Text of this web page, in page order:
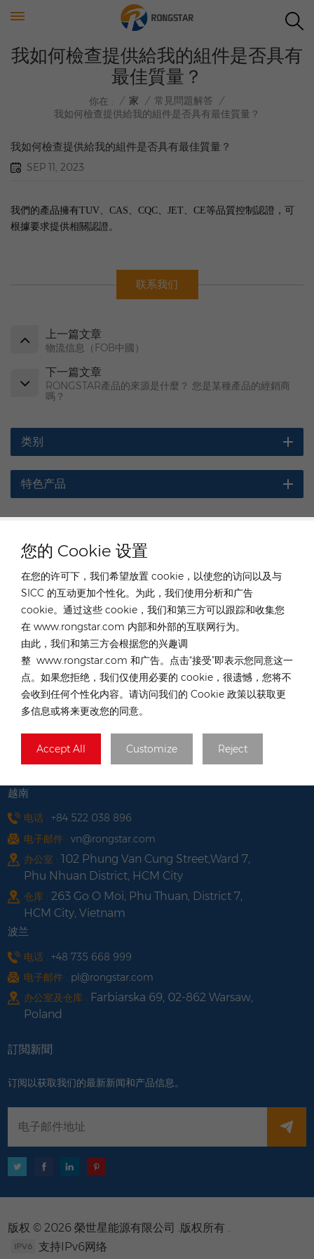
您的 Cookie 设置
在您的许可下，我们希望放置 cookie，以使您的访问以及与
SICC 的互动更加个性化。为此，我们使用分析和广告
cookie。通过这些 cookie，我们和第三方可以跟踪和收集您
在 www.rongstar.com 内部和外部的互联网行为。
由此，我们和第三方会根据您的兴趣调
整 www.rongstar.com 和广告。点击“接受”即表示您同意这一
点。如果您拒绝，我们仅使用必要的 cookie，很遗憾，您将不
会收到任何个性化内容。请访问我们的 Cookie 政策以获取更
多信息或将来更改您的同意。
Accept All Customize Reject
我如何檢查提供給我的組件是否具有
最佳質量？
你在 : / 家 / 常見問題解答
/
我如何檢查提供給我的組件是否具有最佳質量？
我如何檢查提供給我的組件是否具有最佳質量？
SEP 11, 2023
我們的產品擁有TUV、CAS、CQC、JET、CE等品質控制認證，可
根據要求提供相關認證。
联系我们
上一篇文章
物流信息（FOB中國）
下一篇文章
RONGSTAR產品的來源是什麼？ 您是某種產品的經銷商
嗎？
类别
特色产品
聯係我們的專家服務
德國
电话 :+49 176 55258880
办公室及仓库 :
Oppener Str. 67, 52146
W&uuml;rselen, Germany
中國香港
电话 :+852 54222219
电子邮件 : hk@rongstar.com
越南
电话 : +84 522 038 896
电子邮件 : vn@rongstar.com
办公室 : 102 Phung Van Cung Street,Ward 7,
Phu Nhuan District, HCM City
仓库 : 263 Go O Moi, Phu Thuan, District 7,
HCM City, Vietnam
波兰
电话 : +48 735 668 999
电子邮件 : pl@rongstar.com
办公室及仓库 : Farbiarska 69, 02-862 Warsaw,
Poland
訂閲新聞
订阅以获取我们的最新新闻和产品信息。
版权 © 2026 榮世星能源有限公司 .版权所有 .
支持IPv6网络